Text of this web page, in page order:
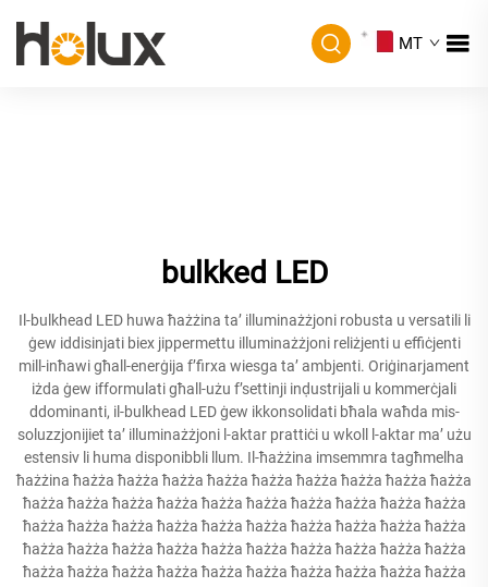
MT
bulkked LED
Il-bulkhead LED huwa ħażżina ta’ illuminażżjoni robusta u versatili li
ġew iddisinjati biex jippermettu illuminażżjoni reliżjenti u effiċjenti
mill-inħawi għall-enerġija f’firxa wiesga ta’ ambjenti. Oriġinarjament
iżda ġew ifformulati għall-użu f’settinji inḍustrijali u kommerċjali
ddominanti, il-bulkhead LED ġew ikkonsolidati bħala waħda mis-
soluzzjonijiet ta’ illuminażżjoni l-aktar prattiċi u wkoll l-aktar ma’ użu
estensiv li huma disponibbli llum. Il-ħażżina imsemmra tagħmelha
ħażżina ħażża ħażża ħażża ħażża ħażża ħażża ħażża ħażża ħażża
ħażża ħażża ħażża ħażża ħażża ħażża ħażża ħażża ħażża ħażża
ħażża ħażża ħażża ħażża ħażża ħażża ħażża ħażża ħażża ħażża
ħażża ħażża ħażża ħażża ħażża ħażża ħażża ħażża ħażża ħażża
ħażża ħażża ħażża ħażża ħażża ħażża ħażża ħażża ħażża ħażża